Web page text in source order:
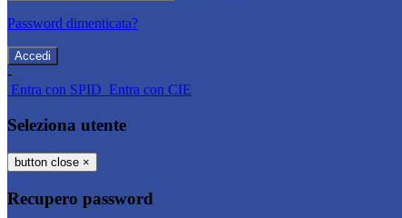
Password dimenticata?
-
Entra con SPID Entra con CIE
Seleziona utente
button close ×
Recupero password